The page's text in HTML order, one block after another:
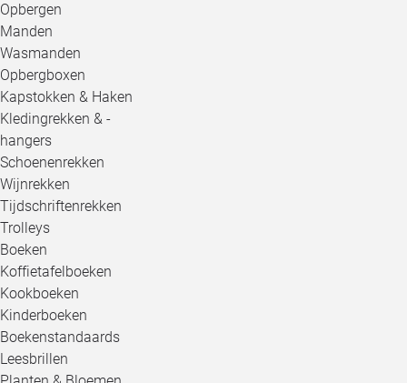
Opbergen
Manden
Wasmanden
Opbergboxen
Kapstokken & Haken
Kledingrekken & -
hangers
Schoenenrekken
Wijnrekken
Tijdschriftenrekken
Trolleys
Boeken
Koffietafelboeken
Kookboeken
Kinderboeken
Boekenstandaards
Leesbrillen